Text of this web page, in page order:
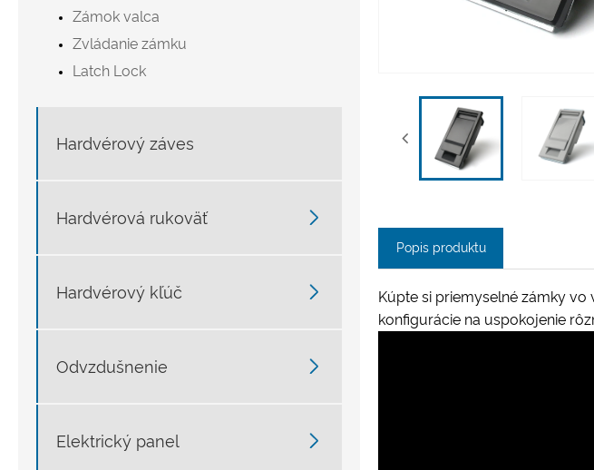
Zámok valca
Zvládanie zámku
Latch Lock
Hardvérový záves
Hardvérová rukoväť 
Hardvérový kľúč 
Odvzdušnenie 
Elektrický panel 
Popis produktu
Kúpte si priemyselné zámky
konfigurácie na uspokojenie